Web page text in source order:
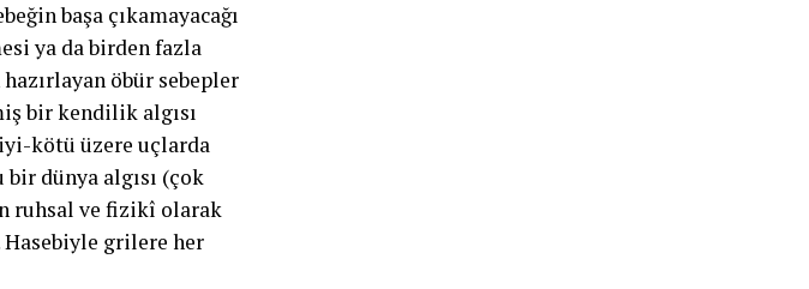
başa çıkamayacağı
ya da birden fazla
öbür sebepler
bir kendilik algısı
kötü üzere uçlarda
dünya algısı (çok
ruhsal ve fizikî olarak
Hasebiyle grilere her